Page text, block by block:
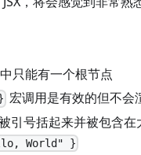
只能有一个根节点
宏调用是有效的但不会
引号括起来并被包含在
World" }